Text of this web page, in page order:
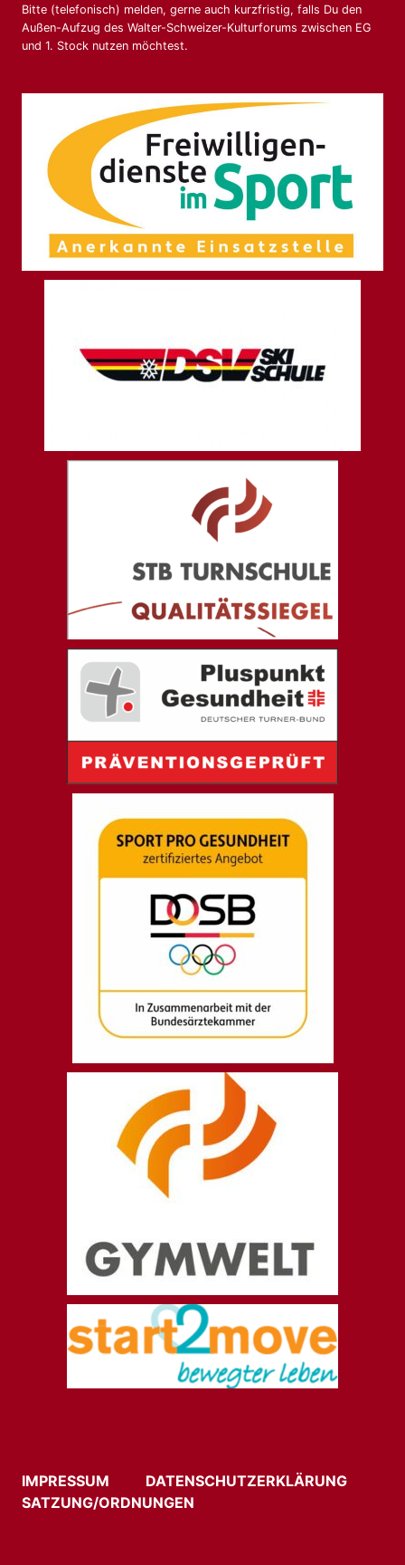
Bitte (telefonisch) melden, gerne auch kurzfristig, falls Du den
Außen-Aufzug des Walter-Schweizer-Kulturforums zwischen EG
und 1. Stock nutzen möchtest.
IMPRESSUM
DATENSCHUTZERKLÄRUNG
SATZUNG/ORDNUNGEN